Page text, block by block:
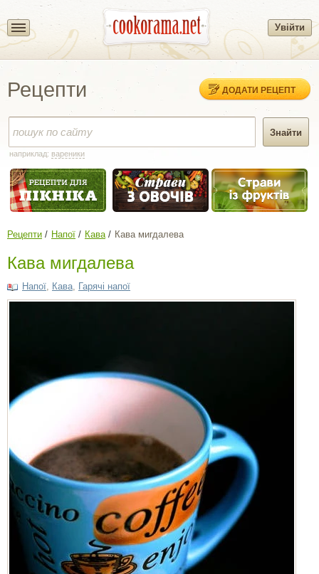
Увійти
Рецепти ДОДАТИ РЕЦЕПТ
наприклад: вареники
Рецепти Напої Кава Кава мигдалева
Кава мигдалева
Напої Кава Гарячі напої